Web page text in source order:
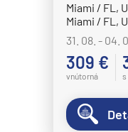
Costa
Costa
Costa
Costa
Crystal Cruises
Miami / FL,
Miami / FL,
31. 08. - 04.
309 €
vnútorná s